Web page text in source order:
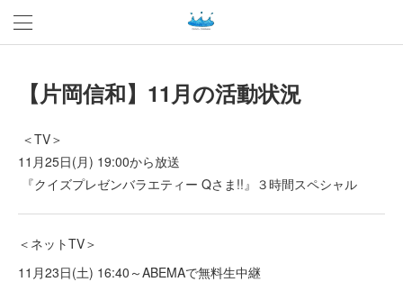
【片岡信和】11月の活動状況
＜TV＞
11月25日(月) 19:00から放送
『クイズプレゼンバラエティー Qさま!!』３時間スペシャル
＜ネットTV＞
11月23日(土) 16:40～ABEMAで無料生中継